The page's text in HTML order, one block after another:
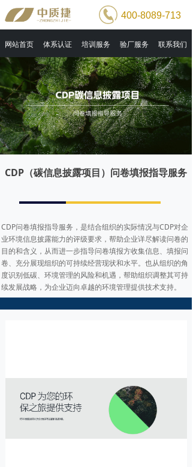
网站首页 体系认证 培训服务 验厂服务 联系我们
400-8089-713
CDP（碳信息披露项目）问卷填报指导服务
CDP问卷填报指导服务，是结合组织的实际情况与CDP对企
业环境信息披露能力的评级要求，帮助企业详尽解读问卷的
目的和含义，从而进一步指导问卷填报方收集信息、填报问
卷、充分展现组织的可持续经营现状和水平。也从组织的角
度识别低碳、环境管理的风险和机遇，帮助组织调整其可持
续发展战略，为企业迈向卓越的环境管理提供技术支持。